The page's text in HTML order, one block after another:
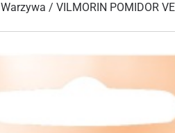
Warzywa / VILMORIN POMIDOR